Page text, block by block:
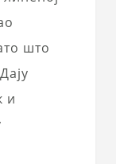
што
и